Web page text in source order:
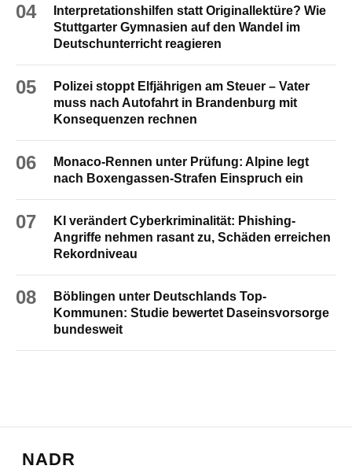
04
Interpretationshilfen statt Originallektüre? Wie
Stuttgarter Gymnasien auf den Wandel im
Deutschunterricht reagieren
05
Polizei stoppt Elfjährigen am Steuer – Vater
muss nach Autofahrt in Brandenburg mit
Konsequenzen rechnen
06
Monaco-Rennen unter Prüfung: Alpine legt
nach Boxengassen-Strafen Einspruch ein
07
KI verändert Cyberkriminalität: Phishing-
Angriffe nehmen rasant zu, Schäden erreichen
Rekordniveau
08
Böblingen unter Deutschlands Top-
Kommunen: Studie bewertet Daseinsvorsorge
bundesweit
NADR